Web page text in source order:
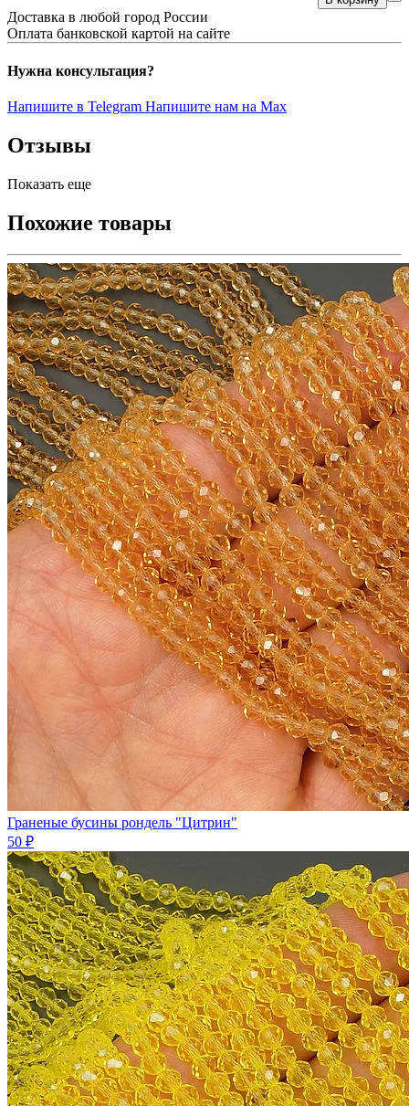
Доставка в любой город России
Оплата банковской картой на сайте
Нужна консультация?
Напишите в Telegram Напишите нам на Max
Отзывы
Показать еще
Похожие товары
Граненые бусины рондель "Цитрин"
50 ₽